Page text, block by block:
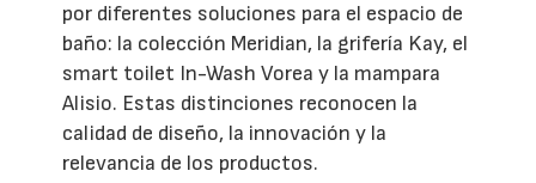
por diferentes soluciones para el espacio de
baño: la colección Meridian, la grifería Kay, el
smart toilet In-Wash Vorea y la mampara
Alisio. Estas distinciones reconocen la
calidad de diseño, la innovación y la
relevancia de los productos.